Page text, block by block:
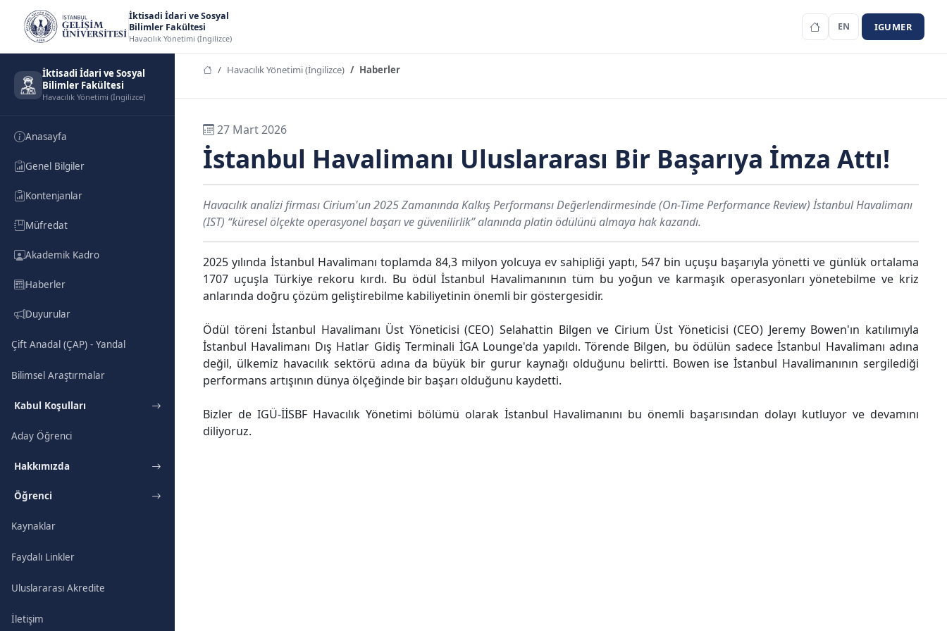
İktisadi İdari ve Sosyal
Bilimler Fakültesi
Havacılık Yönetimi (İngilizce)
EN IGUMER
İktisadi İdari ve Sosyal
Bilimler Fakültesi
Havacılık Yönetimi (İngilizce)
Anasayfa
Genel Bilgiler
Kontenjanlar
Müfredat
Akademik Kadro
Haberler
Duyurular
Çift Anadal (ÇAP) - Yandal
Bilimsel Araştırmalar
Kabul Koşulları
Aday Öğrenci
Hakkımızda
Öğrenci
Kaynaklar
Faydalı Linkler
Uluslararası Akredite
İletişim
Havacılık Yönetimi (İngilizce) Haberler
27 Mart 2026
İstanbul Havalimanı Uluslararası Bir Başarıya İmza Attı!
Havacılık analizi firması Cirium'un 2025 Zamanında Kalkış Performansı Değerlendirmesinde (On-Time Performance Review) İstanbul Havalimanı
(IST) “küresel ölçekte operasyonel başarı ve güvenilirlik” alanında platin ödülünü almaya hak kazandı.
2025 yılında İstanbul Havalimanı toplamda 84,3 milyon yolcuya ev sahipliği yaptı, 547 bin uçuşu başarıyla yönetti ve günlük ortalama
1707 uçuşla Türkiye rekoru kırdı. Bu ödül İstanbul Havalimanının tüm bu yoğun ve karmaşık operasyonları yönetebilme ve kriz
anlarında doğru çözüm geliştirebilme kabiliyetinin önemli bir göstergesidir.
Ödül töreni İstanbul Havalimanı Üst Yöneticisi (CEO) Selahattin Bilgen ve Cirium Üst Yöneticisi (CEO) Jeremy Bowen'ın katılımıyla
İstanbul Havalimanı Dış Hatlar Gidiş Terminali İGA Lounge'da yapıldı. Törende Bilgen, bu ödülün sadece İstanbul Havalimanı adına
değil, ülkemiz havacılık sektörü adına da büyük bir gurur kaynağı olduğunu belirtti. Bowen ise İstanbul Havalimanının sergilediği
performans artışının dünya ölçeğinde bir başarı olduğunu kaydetti.
Bizler de IGÜ-İİSBF Havacılık Yönetimi bölümü olarak İstanbul Havalimanını bu önemli başarısından dolayı kutluyor ve devamını
diliyoruz.